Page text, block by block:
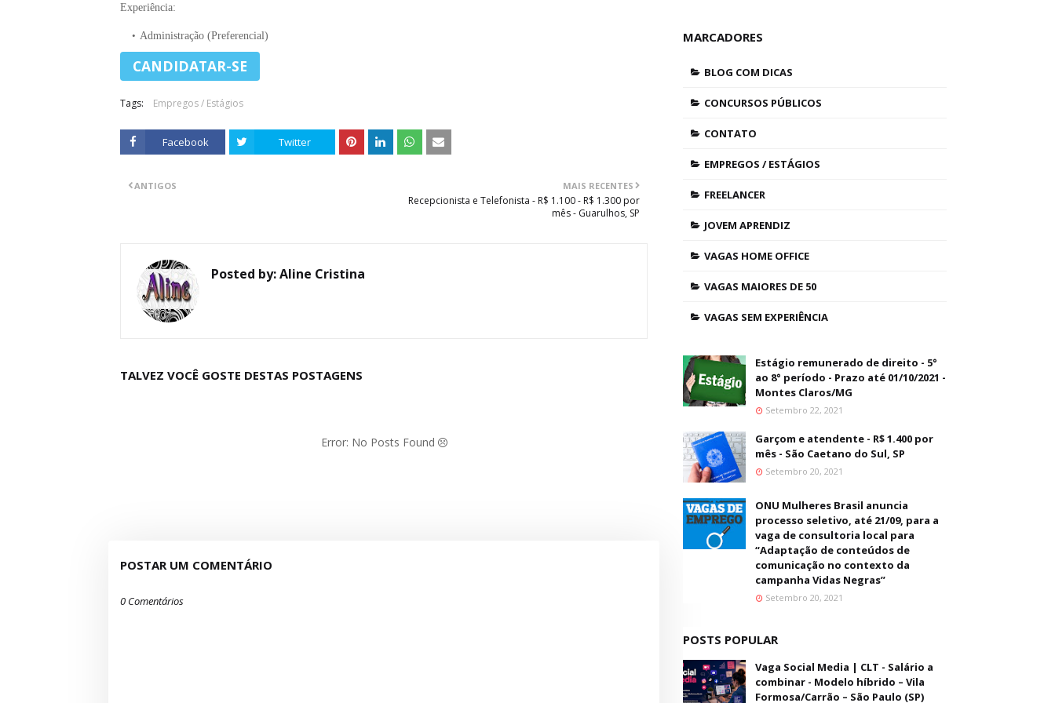
Experiência:
Administração (Preferencial)
Tags: Empregos / Estágios
Facebook Twitter
MAIS RECENTES
Recepcionista e Telefonista - R$ 1.100 - R$ 1.300 por
mês - Guarulhos, SP
ANTIGOS
Posted by:Aline Cristina
TALVEZ VOCÊ GOSTE DESTAS POSTAGENS
Error: No Posts Found
POSTAR UM COMENTÁRIO
0 Comentários
MARCADORES
BLOG COM DICAS
CONCURSOS PÚBLICOS
CONTATO
EMPREGOS / ESTÁGIOS
FREELANCER
JOVEM APRENDIZ
VAGAS HOME OFFICE
VAGAS MAIORES DE 50
VAGAS SEM EXPERIÊNCIA
Estágio remunerado de direito - 5°
ao 8° período - Prazo até 01/10/2021 -
Montes Claros/MG
Setembro 22, 2021
Garçom e atendente - R$ 1.400 por
mês - São Caetano do Sul, SP
Setembro 20, 2021
ONU Mulheres Brasil anuncia
processo seletivo, até 21/09, para a
vaga de consultoria local para
“Adaptação de conteúdos de
comunicação no contexto da
campanha Vidas Negras”
Setembro 20, 2021
POSTS POPULAR
Vaga Social Media | CLT - Salário a
combinar - Modelo híbrido – Vila
Formosa/Carrão – São Paulo (SP)